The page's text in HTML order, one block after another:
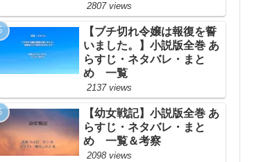
2807 views
【ブチ切れ令嬢は報復を誓
いました。】小説版全巻 あ
らすじ・ネタバレ・まと
め 一覧
2137 views
【幼女戦記】小説版全巻 あ
らすじ・ネタバレ・まと
め 一覧＆考察
2098 views